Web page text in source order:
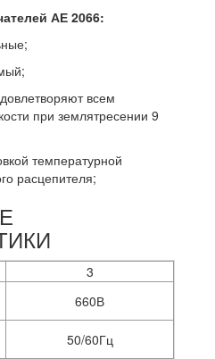
АЕ 2066:
всем
при землятресении 9
температурной
расцепителя;
3
660В
50/60Гц